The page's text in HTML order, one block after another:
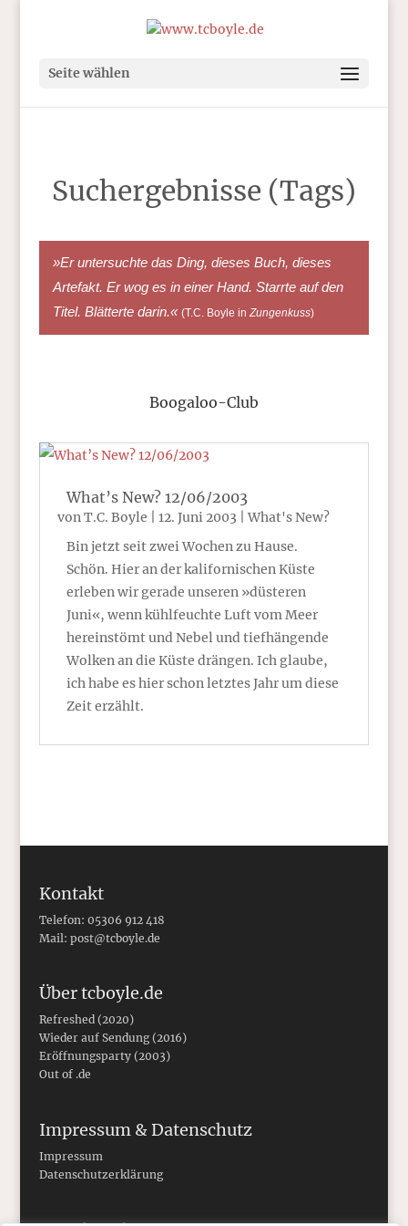
Seite wählen
Suchergebnisse (Tags)
»Er untersuchte das Ding, dieses Buch, dieses
Artefakt. Er wog es in einer Hand. Starrte auf den
Titel. Blätterte darin.« (T.C. Boyle in Zungenkuss)
Boogaloo-Club
What’s New? 12/06/2003
vonT.C. Boyle 12. Juni 2003 |What's New?
Bin jetzt seit zwei Wochen zu Hause.
Schön. Hier an der kalifornischen Küste
erleben wir gerade unseren »düsteren
Juni«, wenn kühlfeuchte Luft vom Meer
hereinstömt und Nebel und tiefhängende
Wolken an die Küste drängen. Ich glaube,
ich habe es hier schon letztes Jahr um diese
Zeit erzählt.
Kontakt
Telefon: 05306 912 418
Mail: post@tcboyle.de
Über tcboyle.de
Refreshed (2020)
Wieder auf Sendung (2016)
Eröffnungsparty (2003)
Out of .de
Impressum & Datenschutz
Impressum
Datenschutzerklärung